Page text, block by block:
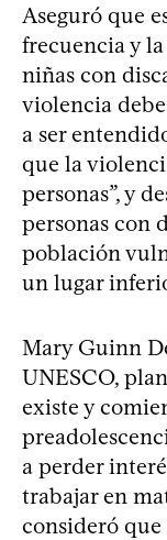
Aseguró que
frecuencia y
niñas con
violencia
a ser
que la
personas”, y
personas con
población
un lugar
Mary Guinn
UNESCO,
existe y
a perder
trabajar en
consideró